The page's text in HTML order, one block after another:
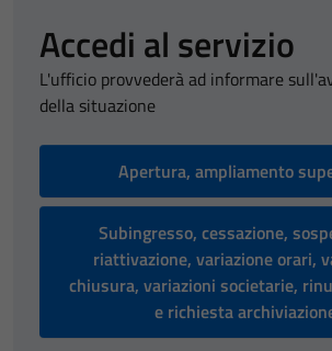
Accedi al servizio
L'ufficio provvederà ad informare
della situazione
Apertura, ampliamento
Subingresso, cessazione,
riattivazione, variazione orari,
chiusura, variazioni societarie,
e richiesta